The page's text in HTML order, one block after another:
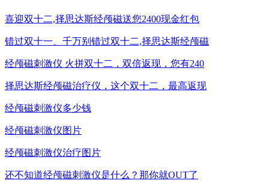
喜迎双十二,择思达斯经颅磁送您2400现金红包
错过双十一、千万别错过双十二,择思达斯经颅磁
经颅磁刺激仪 火拼双十二，双倍返现，您有240
择思达斯经颅磁治疗仪，这个双十二，最高返现
经颅磁刺激仪多少钱
经颅磁刺激仪图片
经颅磁刺激仪治疗图片
还不知道经颅磁刺激仪是什么？那你就OUT了